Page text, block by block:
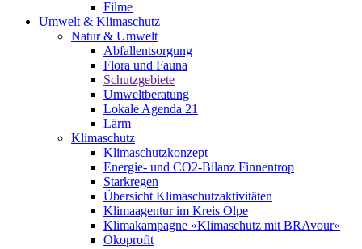
Filme
Umwelt & Klimaschutz
Natur & Umwelt
Abfallentsorgung
Flora und Fauna
Schutzgebiete
Umweltberatung
Lokale Agenda 21
Lärm
Klimaschutz
Klimaschutzkonzept
Energie- und CO2-Bilanz Finnentrop
Starkregen
Übersicht Klimaschutzaktivitäten
Klimaagentur im Kreis Olpe
Klimakampagne »Klimaschutz mit BRAvour«
Ökoprofit